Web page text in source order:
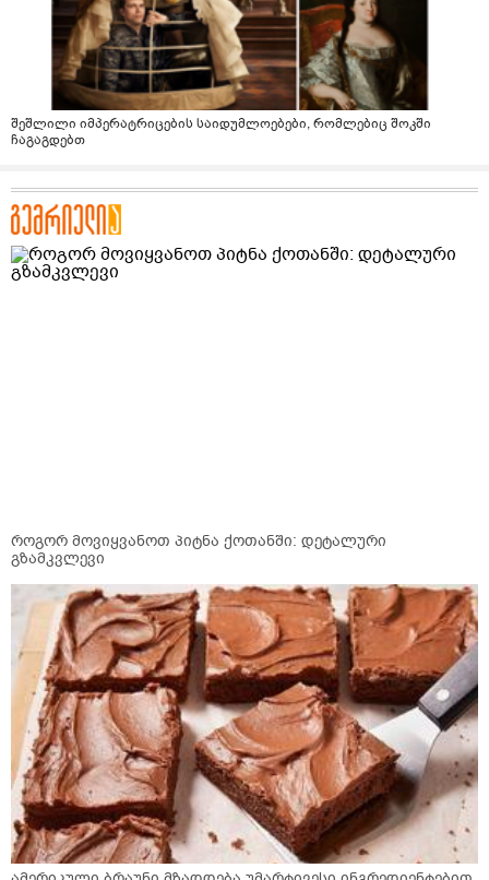
შეშლილი იმპერატრიცების საიდუმლოებები, რომლებიც შოკში
ჩაგაგდებთ
როგორ მოვიყვანოთ პიტნა ქოთანში: დეტალური
გზამკვლევი